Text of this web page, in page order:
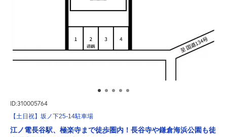
ID:310005764
【土日祝】坂ノ下25-14駐車場
江ノ電長谷駅、極楽寺まで徒歩圏内！長谷寺や鎌倉海浜公園も徒